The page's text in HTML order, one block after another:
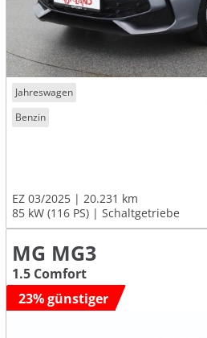
Jahreswagen
Benzin
EZ 03/2025
20.231 km
85 kW (116 PS)
Schaltgetriebe
MG MG3
1.5 Comfort
23% günstiger